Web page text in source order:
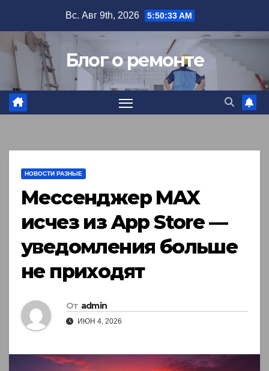
содержимому
Вс. Авг 9th, 2026 5:50:34 AM
Блог о ремонте
НОВОСТИ РАЗНЫЕ
Мессенджер MAX
исчез из App Store —
уведомления больше
не приходят
От admin
ИЮН 4, 2026